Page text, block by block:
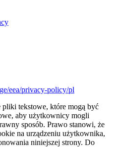
eea/privacy-policy/pl
pliki tekstowe, które mogą być
aby użytkownicy mogli
sposób. Prawo stanowi, że
na urządzeniu użytkownika,
niniejszej strony. Do